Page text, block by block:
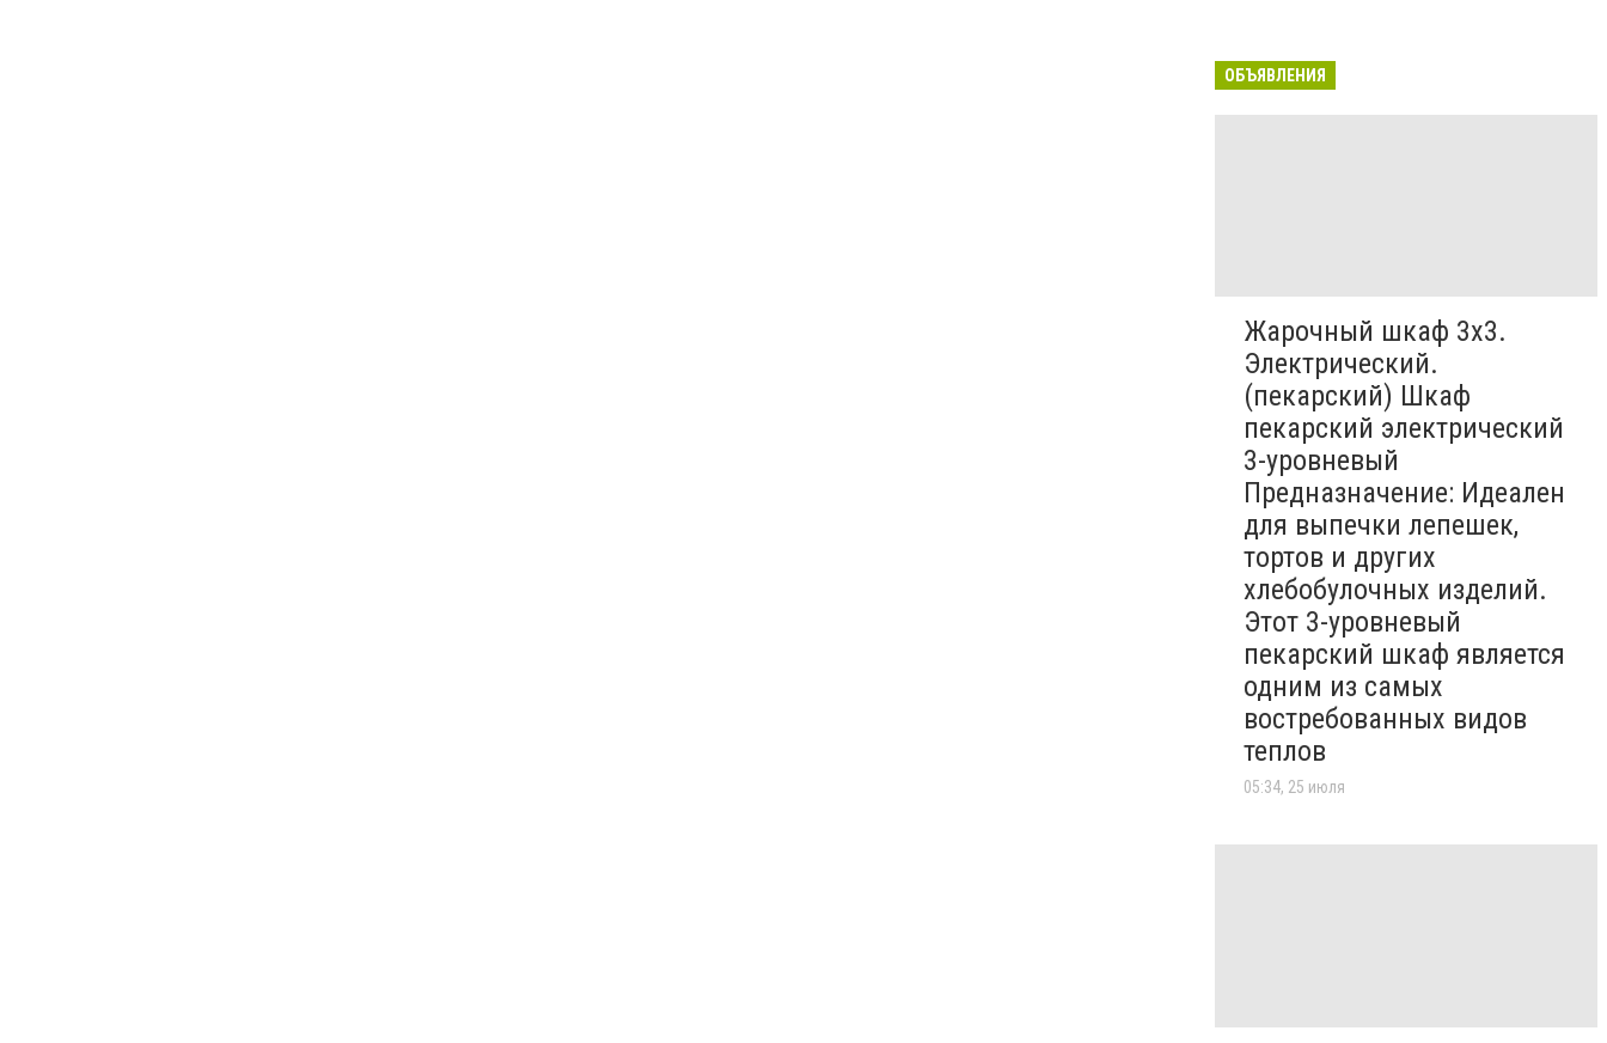
ОБЪЯВЛЕНИЯ
Жарочный шкаф 3х3.
Электрический.
(пекарский) Шкаф
пекарский электрический
3-уровневый
Предназначение: Идеален
для выпечки лепешек,
тортов и других
хлебобулочных изделий.
Этот 3-уровневый
пекарский шкаф является
одним из самых
востребованных видов
теплов
05:34, 25 июля